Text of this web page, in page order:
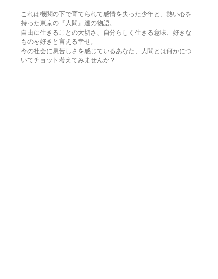
これは機関の下で育てられて感情を失った少年と、熱い心を
持った東京の『人間』達の物語。
自由に生きることの大切さ、自分らしく生きる意味、好きな
ものを好きと言える幸せ。
今の社会に息苦しさを感じているあなた、人間とは何かにつ
いてチョット考えてみませんか？